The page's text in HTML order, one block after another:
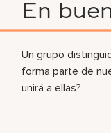
En
Un grupo
forma parte de
unirá a ellas?